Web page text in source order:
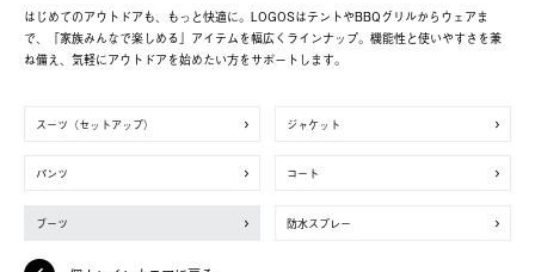
はじめてのアウトドアも、もっと快適に。LOGOSはテントやBBQグリルからウェアま
で、「家族みんなで楽しめる」アイテムを幅広くラインナップ。機能性と使いやすさを兼
ね備え、気軽にアウトドアを始めたい方をサポートします。
スーツ（セットアップ） ジャケット
パンツ コート
ブーツ 防水スプレー